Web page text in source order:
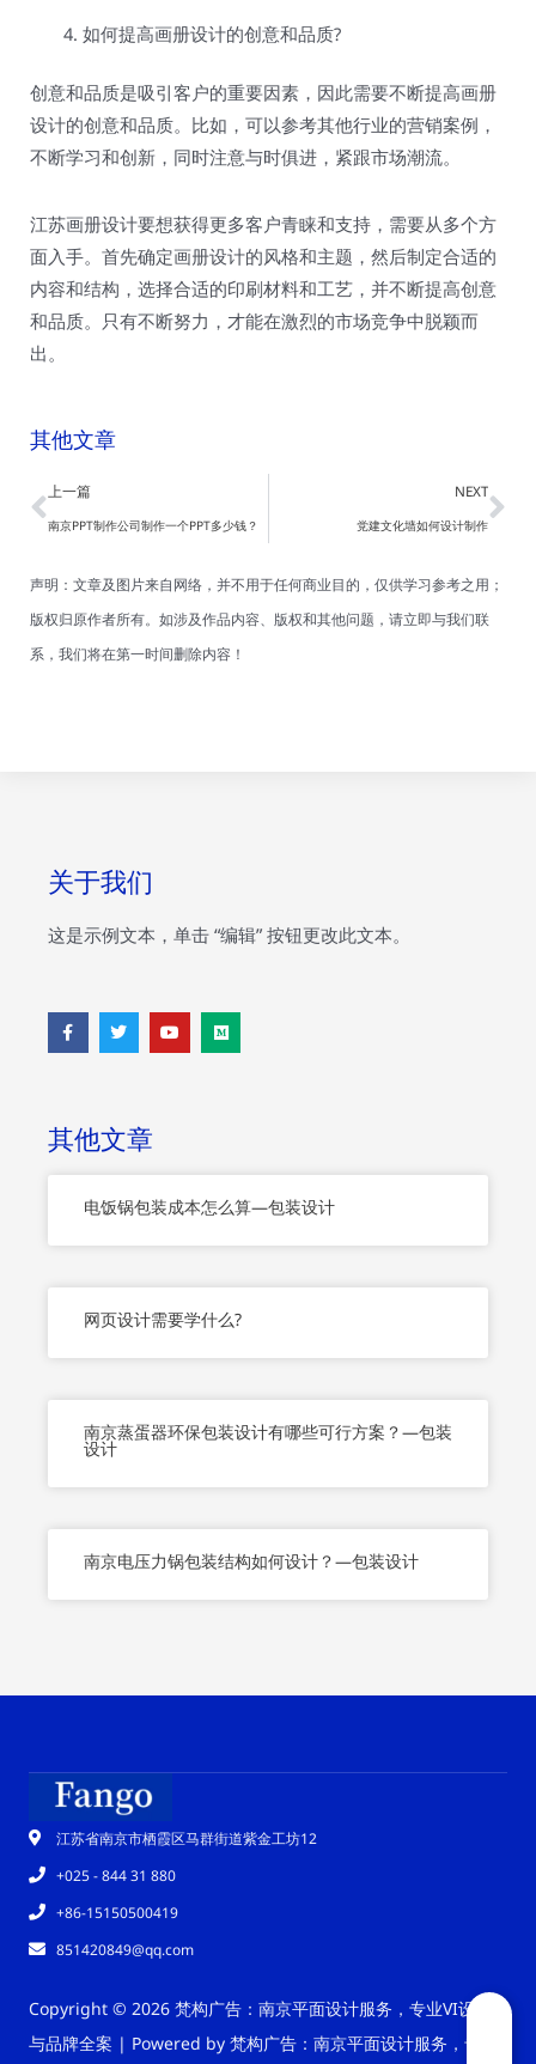
如何提高画册设计的创意和品质?
创意和品质是吸引客户的重要因素，因此需要不断提高画册
设计的创意和品质。比如，可以参考其他行业的营销案例，
不断学习和创新，同时注意与时俱进，紧跟市场潮流。
江苏画册设计要想获得更多客户青睐和支持，需要从多个方
面入手。首先确定画册设计的风格和主题，然后制定合适的
内容和结构，选择合适的印刷材料和工艺，并不断提高创意
和品质。只有不断努力，才能在激烈的市场竞争中脱颖而
出。
其他文章
Prev
上一篇
南京PPT制作公司制作一个PPT多少钱？
NEXT
党建文化墙如何设计制作
声明：文章及图片来自网络，并不用于任何商业目的，仅供学习参考之用；
版权归原作者所有。如涉及作品内容、版权和其他问题，请立即与我们联
系，我们将在第一时间删除内容！
关于我们
这是示例文本，单击 “编辑” 按钮更改此文本。
F
a
c
k
-
f
T
w
i
Y
o
u
M
e
d
其他文章
电饭锅包装成本怎么算—包装设计
网页设计需要学什么?
南京蒸蛋器环保包装设计有哪些可行方案？—包装
设计
南京电压力锅包装结构如何设计？—包装设计
江苏省南京市栖霞区马群街道紫金工坊12
+025 - 844 31 880
+86-15150500419
851420849@qq.com
Copyright © 2026 梵构广告：南京平面设计服务，专业VI设计
与品牌全案 | Powered by 梵构广告：南京平面设计服务，专业